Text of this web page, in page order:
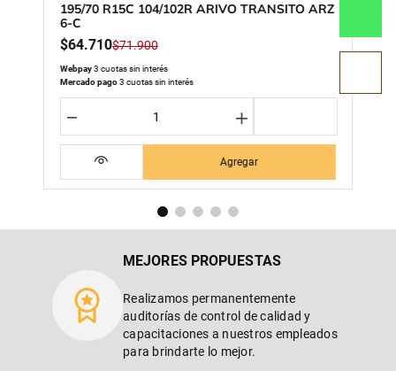
195/70 R15C 104/102R ARIVO TRANSITO ARZ
6-C
$64.710$71.900
Webpay3 cuotas sin interés
Mercado pago3 cuotas sin interés
＋
－
Agregar
MEJORES PROPUESTAS
Realizamos permanentemente
auditorías de control de calidad y
capacitaciones a nuestros empleados
para brindarte lo mejor.